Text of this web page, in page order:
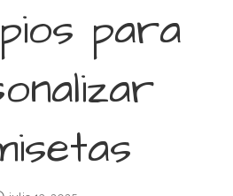
para